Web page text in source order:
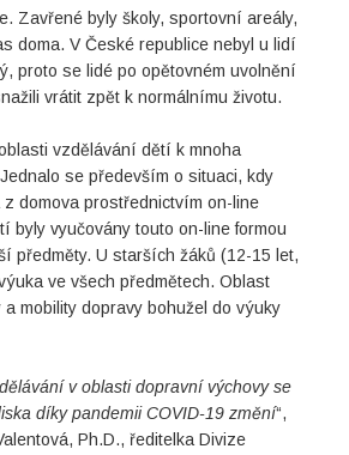
Zavřené byly školy, sportovní areály,
doma. V České republice nebyl u lidí
proto se lidé po opětovném uvolnění
vrátit zpět k normálnímu životu.
vzdělávání dětí k mnoha
se především o situaci, kdy
domova prostřednictvím on-line
byly vyučovány touto on-line formou
předměty. U starších žáků (12-15 let,
ve všech předmětech. Oblast
mobility dopravy bohužel do výuky
v oblasti dopravní výchovy se
díky pandemii COVID-19 změní“,
Ph.D., ředitelka Divize